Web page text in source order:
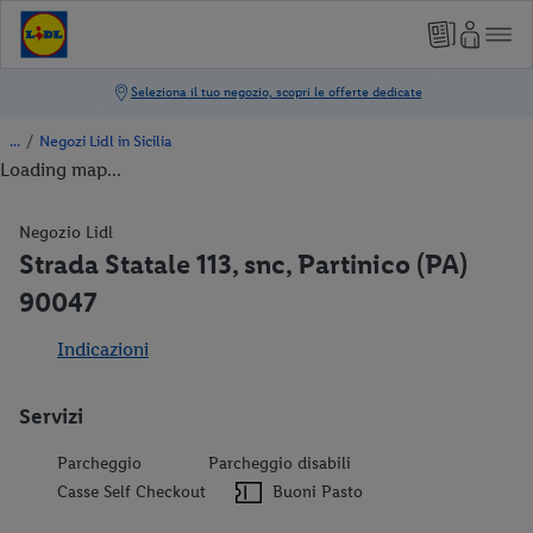
/ Negozi Lidl in Sicilia
Loading map...
Negozio Lidl
Strada Statale 113, snc, Partinico (PA)
90047
Indicazioni
Servizi
Parcheggio
Parcheggio disabili
Casse Self Checkout
Buoni Pasto